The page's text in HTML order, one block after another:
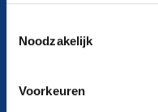
Noodzakelijk
Voorkeuren